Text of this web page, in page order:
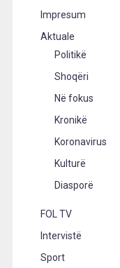
Impresum
Aktuale
Politikë
Shoqëri
Në fokus
Kronikë
Koronavirus
Kulturë
Diasporë
FOL TV
Intervistë
Sport